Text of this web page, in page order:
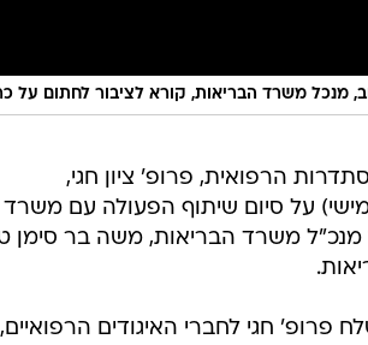
מנכל משרד הבריאות, קורא לציבור לחתום על
הרפואית, פרופ' ציון חגי,
על סיום שיתוף הפעולה עם
מנכ"ל משרד הבריאות, משה בר סימן
פרופ' חגי לחברי האיגודים